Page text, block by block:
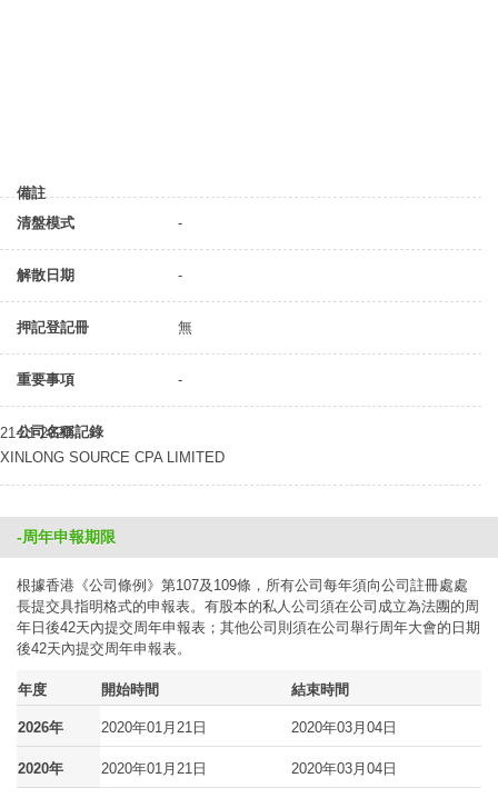
備註
清盤模式
-
解散日期 -
押記登記冊 無
重要事項 -
公司名稱記錄
21-01-2020
XINLONG SOURCE CPA LIMITED
-周年申報期限
根據香港《公司條例》第107及109條，所有公司每年須向公司註冊處處
長提交具指明格式的申報表。有股本的私人公司須在公司成立為法團的周
年日後42天內提交周年申報表；其他公司則須在公司舉行周年大會的日期
後42天內提交周年申報表。
年度 開始時間 結束時間
2026年 2020年01月21日 2020年03月04日
2020年 2020年01月21日 2020年03月04日